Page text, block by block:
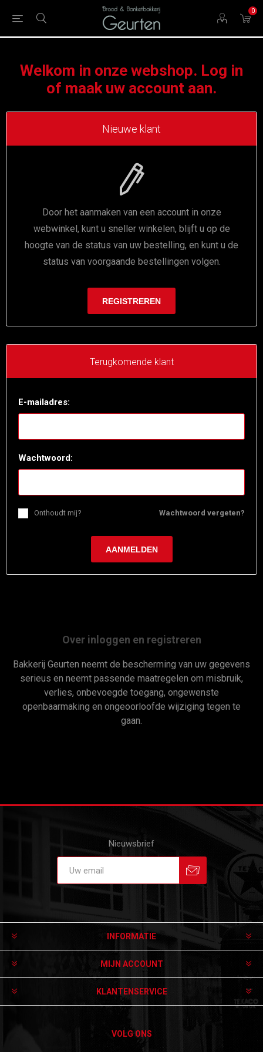
0
Welkom in onze webshop. Log in
of maak uw account aan.
Nieuwe klant
Door het aanmaken van een account in onze
webwinkel, kunt u sneller winkelen, blijft u op de
hoogte van de status van uw bestelling, en kunt u de
status van voorgaande bestellingen volgen.
Terugkomende klant
E-mailadres:
Wachtwoord:
Wachtwoord vergeten?
Onthoudt mij?
Over inloggen en registreren
Bakkerij Geurten neemt de bescherming van uw gegevens
serieus en neemt passende maatregelen om misbruik,
verlies, onbevoegde toegang, ongewenste
openbaarmaking en ongeoorloofde wijziging tegen te
gaan.
Nieuwsbrief
INFORMATIE
MIJN ACCOUNT
KLANTENSERVICE
VOLG ONS